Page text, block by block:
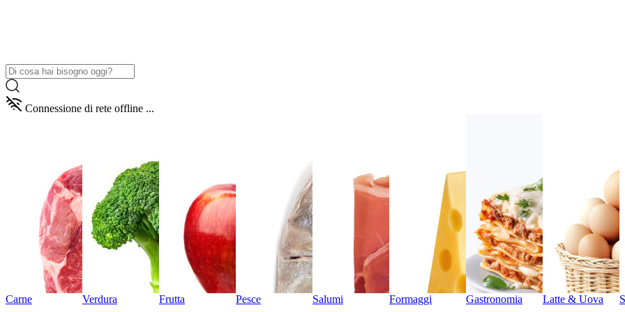
Connessione di rete offline ...
Carne Verdura Frutta Pesce Salumi Formaggi Gastronomia Latte & Uova